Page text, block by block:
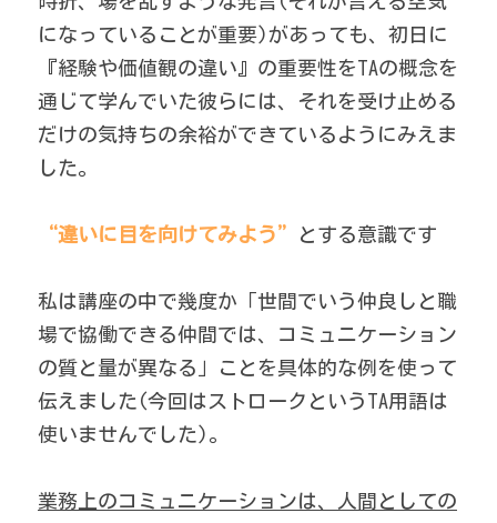
になっていることが重要)があっても、初日に
『経験や価値観の違い』の重要性をTAの概念を
通じて学んでいた彼らには、それを受け止める
だけの気持ちの余裕ができているようにみえま
した。
“違いに目を向けてみよう” とする意識です
私は講座の中で幾度か「世間でいう仲良しと職
場で協働できる仲間では、コミュニケーション
の質と量が異なる」ことを具体的な例を使って
伝えました(今回はストロークというTA用語は
使いませんでした)。
業務上のコミュニケーションは、人間としての